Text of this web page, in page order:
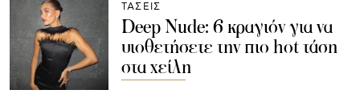
ΤΑΣΕΙΣ
Deep Nude: 6 κραγιόν για να
υιοθετήσετε την πιο hot τάση
στα χείλη